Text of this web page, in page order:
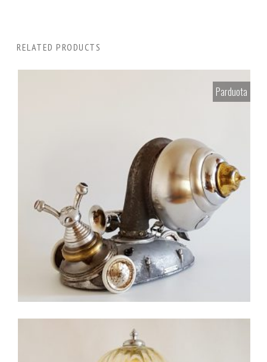
RELATED PRODUCTS
Parduota